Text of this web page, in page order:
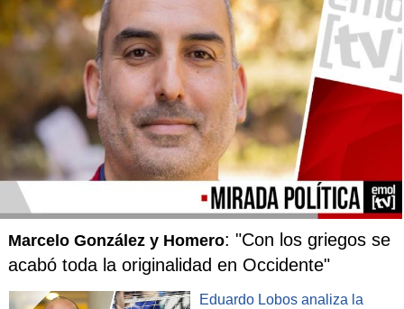
Marcelo González y Homero: "Con los griegos se
acabó toda la originalidad en Occidente"
Eduardo Lobos analiza la